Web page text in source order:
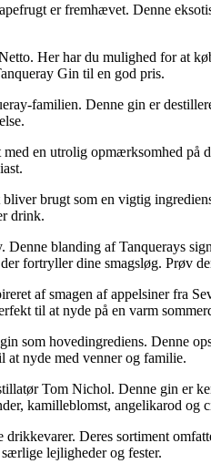
er fremhævet. Denne
Her har du mulighed for at
Gin til en god pris.
familien. Denne gin er
en utrolig opmærksomhed
brugt som en vigtig
drink.
blanding af Tanquerays
fortryller dine smagsløg. Prøv
af smagen af appelsiner fra
til at nyde på en varm
som hovedingrediens. Denne
at nyde med venner og familie.
Tom Nichol. Denne gin
kamilleblomst, angelikarod
Deres sortiment
lejligheder og fester.